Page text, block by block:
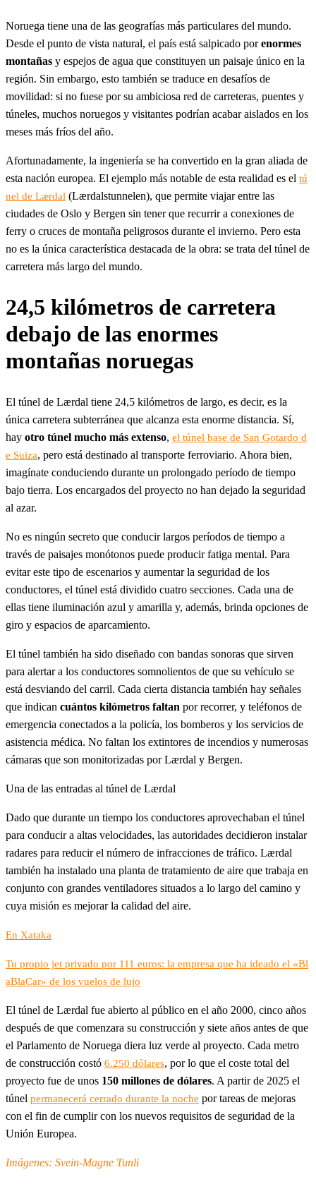
Noruega tiene una de las geografías más particulares del mundo.
Desde el punto de vista natural, el país está salpicado porenormes
montañas y espejos de agua que constituyen un paisaje único en la
región. Sin embargo, esto también se traduce en desafíos de
movilidad: si no fuese por su ambiciosa red de carreteras, puentes y
túneles, muchos noruegos y visitantes podrían acabar aislados en los
meses más fríos del año.
Afortunadamente, la ingeniería se ha convertido en la gran aliada de
esta nación europea. El ejemplo más notable de esta realidad es el tú
nel de Lærdal (Lærdalstunnelen), que permite viajar entre las
ciudades de Oslo y Bergen sin tener que recurrir a conexiones de
ferry o cruces de montaña peligrosos durante el invierno. Pero esta
no es la única característica destacada de la obra: se trata del túnel de
carretera más largo del mundo.
24,5 kilómetros de carretera
debajo de las enormes
montañas noruegas
El túnel de Lærdal tiene 24,5 kilómetros de largo, es decir, es la
única carretera subterránea que alcanza esta enorme distancia. Sí,
hay otro túnel mucho más extenso, el túnel base de San Gotardo d
e Suiza, pero está destinado al transporte ferroviario. Ahora bien,
imagínate conduciendo durante un prolongado período de tiempo
bajo tierra. Los encargados del proyecto no han dejado la seguridad
al azar.
No es ningún secreto que conducir largos períodos de tiempo a
través de paisajes monótonos puede producir fatiga mental. Para
evitar este tipo de escenarios y aumentar la seguridad de los
conductores, el túnel está dividido cuatro secciones. Cada una de
ellas tiene iluminación azul y amarilla y, además, brinda opciones de
giro y espacios de aparcamiento.
El túnel también ha sido diseñado con bandas sonoras que sirven
para alertar a los conductores somnolientos de que su vehículo se
está desviando del carril. Cada cierta distancia también hay señales
que indican cuántos kilómetros faltan por recorrer, y teléfonos de
emergencia conectados a la policía, los bomberos y los servicios de
asistencia médica. No faltan los extintores de incendios y numerosas
cámaras que son monitorizadas por Lærdal y Bergen.
Una de las entradas al túnel de Lærdal
Dado que durante un tiempo los conductores aprovechaban el túnel
para conducir a altas velocidades, las autoridades decidieron instalar
radares para reducir el número de infracciones de tráfico. Lærdal
también ha instalado una planta de tratamiento de aire que trabaja en
conjunto con grandes ventiladores situados a lo largo del camino y
cuya misión es mejorar la calidad del aire.
En Xataka
Tu propio jet privado por 111 euros: la empresa que ha ideado el «Bl
aBlaCar» de los vuelos de lujo
El túnel de Lærdal fue abierto al público en el año 2000, cinco años
después de que comenzara su construcción y siete años antes de que
el Parlamento de Noruega diera luz verde al proyecto. Cada metro
de construcción costó 6.250 dólares, por lo que el coste total del
proyecto fue de unos 150 millones de dólares. A partir de 2025 el
túnel permanecerá cerrado durante la noche por tareas de mejoras
con el fin de cumplir con los nuevos requisitos de seguridad de la
Unión Europea.
Imágenes: Svein-Magne Tunli